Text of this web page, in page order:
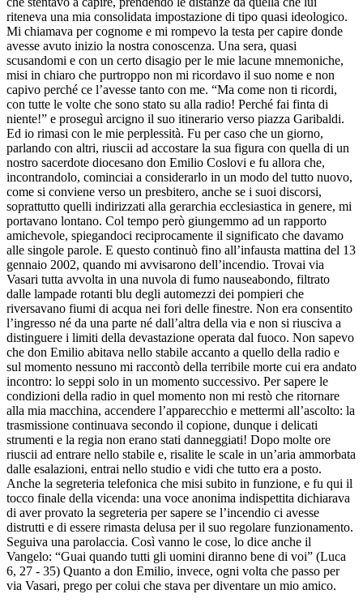
riteneva una mia consolidata impostazione di tipo quasi ideologico.
Mi chiamava per cognome e mi rompevo la testa per capire donde
avesse avuto inizio la nostra conoscenza. Una sera, quasi
scusandomi e con un certo disagio per le mie lacune mnemoniche,
misi in chiaro che purtroppo non mi ricordavo il suo nome e non
capivo perché ce l’avesse tanto con me. “Ma come non ti ricordi,
con tutte le volte che sono stato su alla radio! Perché fai finta di
niente!” e proseguì arcigno il suo itinerario verso piazza Garibaldi.
Ed io rimasi con le mie perplessità. Fu per caso che un giorno,
parlando con altri, riuscii ad accostare la sua figura con quella di un
nostro sacerdote diocesano don Emilio Coslovi e fu allora che,
incontrandolo, cominciai a considerarlo in un modo del tutto nuovo,
come si conviene verso un presbitero, anche se i suoi discorsi,
soprattutto quelli indirizzati alla gerarchia ecclesiastica in genere, mi
portavano lontano. Col tempo però giungemmo ad un rapporto
amichevole, spiegandoci reciprocamente il significato che davamo
alle singole parole. E questo continuò fino all’infausta mattina del 13
gennaio 2002, quando mi avvisarono dell’incendio. Trovai via
Vasari tutta avvolta in una nuvola di fumo nauseabondo, filtrato
dalle lampade rotanti blu degli automezzi dei pompieri che
riversavano fiumi di acqua nei fori delle finestre. Non era consentito
l’ingresso né da una parte né dall’altra della via e non si riusciva a
distinguere i limiti della devastazione operata dal fuoco. Non sapevo
che don Emilio abitava nello stabile accanto a quello della radio e
sul momento nessuno mi raccontò della terribile morte cui era andato
incontro: lo seppi solo in un momento successivo. Per sapere le
condizioni della radio in quel momento non mi restò che ritornare
alla mia macchina, accendere l’apparecchio e mettermi all’ascolto: la
trasmissione continuava secondo il copione, dunque i delicati
strumenti e la regia non erano stati danneggiati! Dopo molte ore
riuscii ad entrare nello stabile e, risalite le scale in un’aria ammorbata
dalle esalazioni, entrai nello studio e vidi che tutto era a posto.
Anche la segreteria telefonica che misi subito in funzione, e fu qui il
tocco finale della vicenda: una voce anonima indispettita dichiarava
di aver provato la segreteria per sapere se l’incendio ci avesse
distrutti e di essere rimasta delusa per il suo regolare funzionamento.
Seguiva una parolaccia. Così vanno le cose, lo dice anche il
Vangelo: “Guai quando tutti gli uomini diranno bene di voi” (Luca
6, 27 - 35) Quanto a don Emilio, invece, ogni volta che passo per
via Vasari, prego per colui che stava per diventare un mio amico.